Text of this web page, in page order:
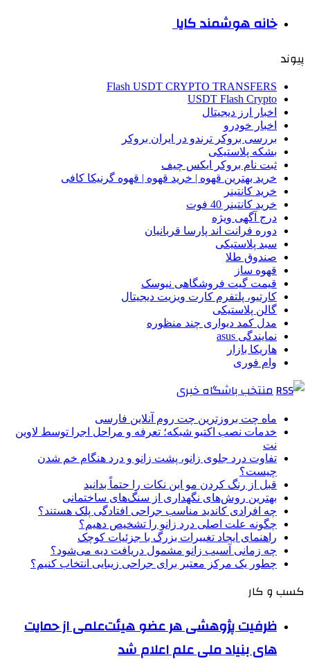
خانه هوشمند کایا
پیوند
Flash USDT CRYPTO TRANSFERS
USDT Flash Crypto
اخبار ارز دیجیتال
اخبار خودرو
بررسی بروکر ترندو در ایران بروکر
بشکه پلاستیکی
ثبت نام بروکر ایکس چیف
خرید بهترین قهوه | خرید قهوه | قهوه گرنیکا کافی
خرید کانتینر
خرید کانتینر 40 فوت
درج آگهی ویژه
دوره فرانت اند پارسا قربانیان
سبد پلاستیکی
صندوق طلا
قهوه ساز
قیمت گیت فروشگاهی نیوسک
کارتیو، پلتفرم کارت ویزیت دیجیتال
گالن پلاستیکی
مدل کمد دیواری چند منظوره
نمایندگی asus
هاریکا بازار
وام فوری
منتخب باشگاه خبری
ماه چت بروزترین چت روم آنلاین فارسی
خدمات نصب اکتیو شبکه؛ تعرفه و مراحل اجرا توسط لاوین
نت
تفاوت درد جلوی زانو، پشت زانو و درد هنگام خم شدن
چیست؟
قبل از رنگ کردن مو این نکات را حتماً بدانید
بهترین روش‌های نگهداری از سنگ‌های ساختمانی
چه افرادی کاندید مناسب جراحی افتادگی پلک هستند؟
چگونه علت اصلی درد زانو را تشخیص دهیم؟
راهنمای ایجاد تغییرات بزرگ با جزئیات کوچک
چه زمانی آسیب زانو مشمول دریافت دیه می‌شود؟
چطور یک مرکز معتبر برای جراحی زیبایی انتخاب کنیم؟
کسب و کار
ظرفیت پژوهشی هر عضو هیئت‌علمی از حمایت
های بنیاد ملی علم اعلام شد